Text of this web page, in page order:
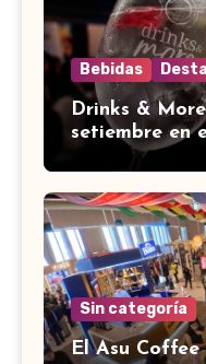
Bebidas
Drinks &
setiembre en
Sin categoría
El Asu